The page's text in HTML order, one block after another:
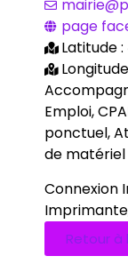
page
Latitude
Emploi,
ponctuel,
de
Connexion
Retour à